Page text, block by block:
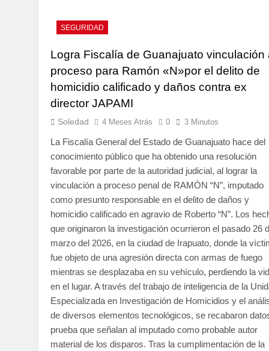
SEGURIDAD
Logra Fiscalía de Guanajuato vinculación
proceso para Ramón «N»por el delito de
homicidio calificado y daños contra ex
director JAPAMI
Soledad 4 Meses Atrás 0 3 Minutos
La Fiscalía General del Estado de Guanajuato hace del
conocimiento público que ha obtenido una resolución
favorable por parte de la autoridad judicial, al lograr la
vinculación a proceso penal de RAMÓN “N”, imputado
como presunto responsable en el delito de daños y
homicidio calificado en agravio de Roberto “N”. Los
que originaron la investigación ocurrieron el pasado 26
marzo del 2026, en la ciudad de Irapuato, donde la
fue objeto de una agresión directa con armas de fuego
mientras se desplazaba en su vehículo, perdiendo la
en el lugar. A través del trabajo de inteligencia de la
Especializada en Investigación de Homicidios y el
de diversos elementos tecnológicos, se recabaron
prueba que señalan al imputado como probable autor
material de los disparos. Tras la cumplimentación de la